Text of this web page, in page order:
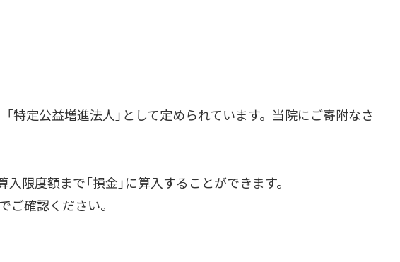
定公益増進法人」として定められています。当院にご寄附なさ
度額まで「損金」に算入することができます。
でご確認ください。